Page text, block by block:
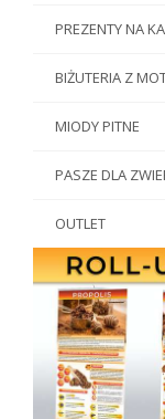
PREZENTY NA
BIŻUTERIA Z
MIODY PITNE
PASZE DLA
OUTLET